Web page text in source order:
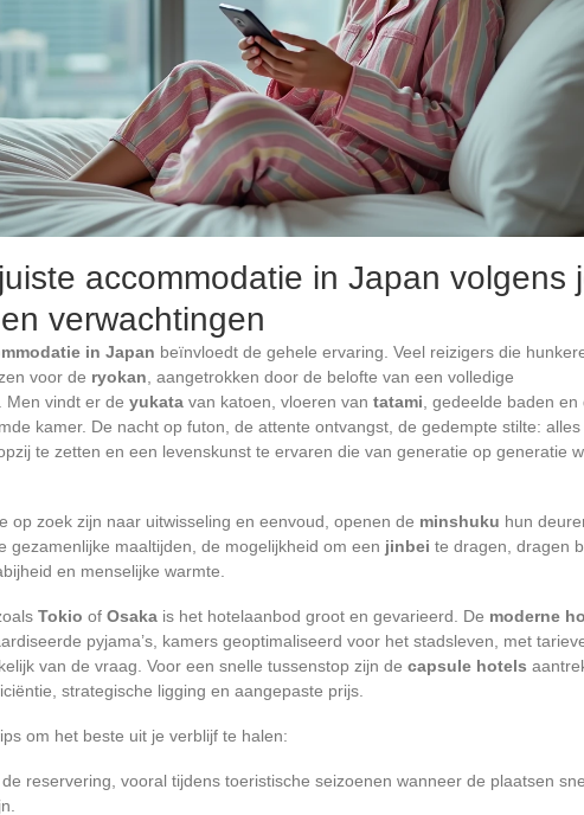
accommodatie in Japan volgens
verwachtingen
in Japan beïnvloedt de gehele ervaring. Veel reizigers die
voor de ryokan , aangetrokken door de belofte van een volledige
Men vindt er de yukata van katoen, vloeren van tatami , gedeelde baden
kamer. De nacht op futon, de attente ontvangst, de gedempte stilte:
te zetten en een levenskunst te ervaren die van generatie op generatie
op zoek zijn naar uitwisseling en eenvoud, openen de minshuku hun
gezamenlijke maaltijden, de mogelijkheid om een jinbei te dragen, dragen
en menselijke warmte.
Tokio of Osaka is het hotelaanbod groot en gevarieerd. De moderne
pyjama’s, kamers geoptimaliseerd voor het stadsleven, met
van de vraag. Voor een snelle tussenstop zijn de capsule hotels
strategische ligging en aangepaste prijs.
om het beste uit je verblijf te halen:
reservering, vooral tijdens toeristische seizoenen wanneer de plaatsen